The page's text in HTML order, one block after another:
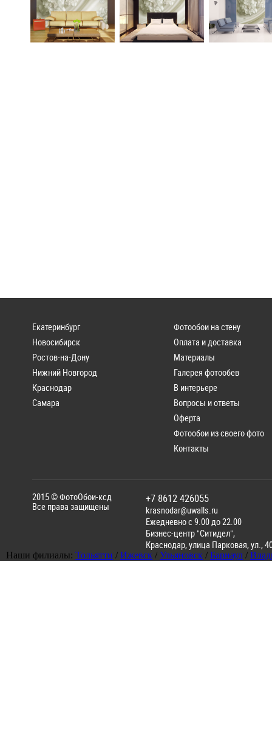
Екатеринбург
Новосибирск
Ростов-на-Дону
Нижний Новгород
Краснодар
Самара
Фотообои на стену
Оплата и доставка
Материалы
Галерея фотообев
В интерьере
Вопросы и ответы
Оферта
Фотообои из своего фото
Контакты
2015 ©ФотоОбои-ксд
Все права защищены
+7 8612 426055
krasnodar@uwalls.ru
Ежедневно с 9.00 до 22.00
Бизнес-центр "Ситидел",
Краснодар,улица Парковая, ул.,
Наши филиалы: Тольятти / Ижевск / Ульяновск / Барнаул /